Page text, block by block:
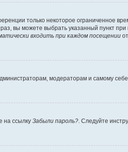
только некоторое ограниченное
вы можете выбрать указанный пункт
входить при каждом посещении
модераторам и самому
на ссылку Забыли пароль?. Следуйте